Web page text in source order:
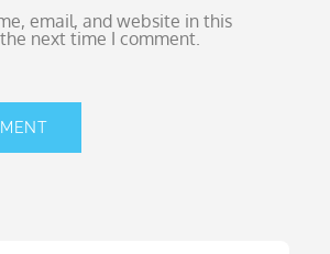
email, and website in this
next time I comment.